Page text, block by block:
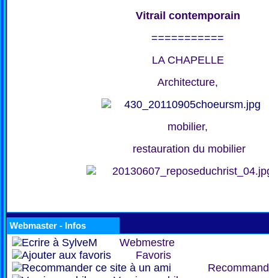
Vitrail contemporain
===========
LA CHAPELLE
Architecture,
mobilier,
restauration du mobilier
Webmaster - Infos
Webmestre
Favoris